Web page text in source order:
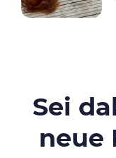
Sei
neue